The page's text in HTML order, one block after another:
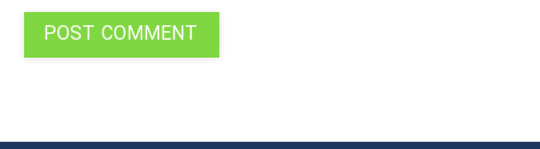
POST COMMENT